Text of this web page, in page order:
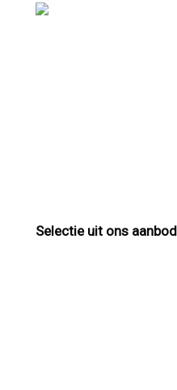
Selectie uit ons aanbod